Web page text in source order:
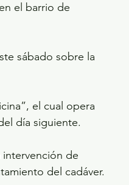
el barrio de
sábado sobre la
el cual opera
día siguiente.
de
del cadáver.